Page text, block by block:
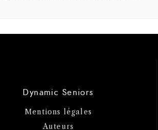
Dynamic Seniors
Mentions légales
Auteurs